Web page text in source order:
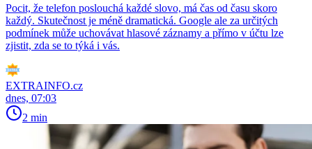
Pocit, že telefon poslouchá každé slovo, má čas od času skoro
každý. Skutečnost je méně dramatická. Google ale za určitých
podmínek může uchovávat hlasové záznamy a přímo v účtu lze
zjistit, zda se to týká i vás.
EXTRAINFO.cz
dnes, 07:03
2 min